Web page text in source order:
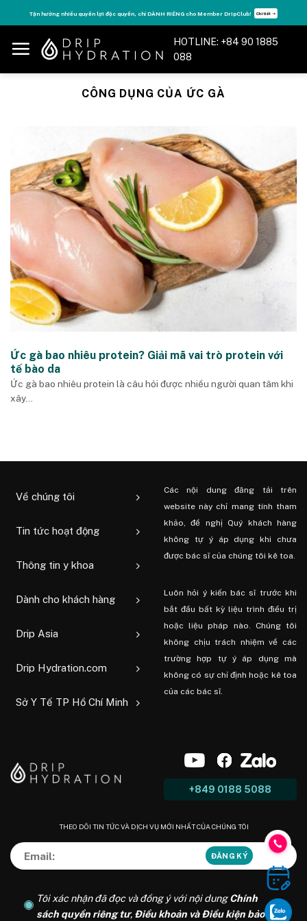
to
content
Tận hưởng nhiều quyền lợi độc quyền, chỉ DÀNH RIÊNG cho Member DripClub! Chi tiết ➝
HOTLINE: +84 90 1885
088
CÔNG DỤNG CỦA ỨC GÀ
Ức gà bao nhiêu protein? Giải mã vai trò protein với
tế bào da
Ức gà bao nhiêu protein là câu hỏi được nhiều người quan tâm khi
xây...
Về chúng tôi
Tin tức hoạt động
Thông tin y khoa
Dành cho khách hàng
Drip Asia
Drip Hydration.com
Sở Y Tế TP Hồ Chí Minh
Các nội dung đăng tải trên
website này chỉ mang tính tham
khảo, đề nghị Quý khách hàng
không tự ý áp dụng khi chưa
được bác sĩ của chúng tôi kê toa.
Luôn hỏi ý kiến ​​bác sĩ trước khi
bắt đầu bất kỳ liệu trình điều trị
hoặc liệu pháp nào. Chúng tôi
không chịu trách nhiệm về các
trường hợp tự ý áp dụng mà
không có sự chỉ định hoặc kê toa
của các bác sĩ.
+849 0188 5088
THEO DÕI TIN TỨC VÀ DỊCH VỤ MỚI NHẤT CỦA CHÚNG TÔI
Tôi xác nhận đã đọc và đồng ý với nội dungChính
sách quyền riêng tư, Điều khoản và Điều kiện bảo